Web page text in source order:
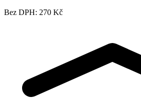
Bez DPH: 270 Kč